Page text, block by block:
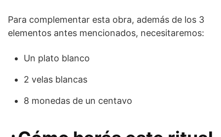
Para complementar esta obra, además de los 3
elementos antes mencionados, necesitaremos:
Un plato blanco
2 velas blancas
8 monedas de un centavo